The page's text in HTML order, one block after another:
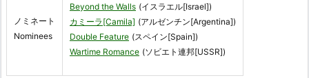
ノミネート
Nominees
Beyond the Walls (イスラエル[Israel])
カミーラ[Camila] (アルゼンチン[Argentina])
Double Feature (スペイン[Spain])
Wartime Romance (ソビエト連邦[USSR])